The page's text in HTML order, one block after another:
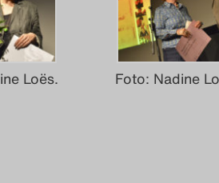
Loës. Foto: Nadine